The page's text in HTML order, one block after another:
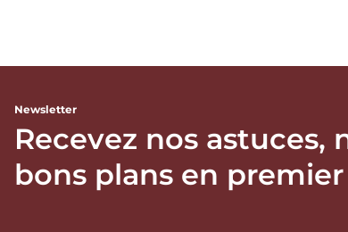
Newsletter
Recevez nos astuces,
bons plans en premier